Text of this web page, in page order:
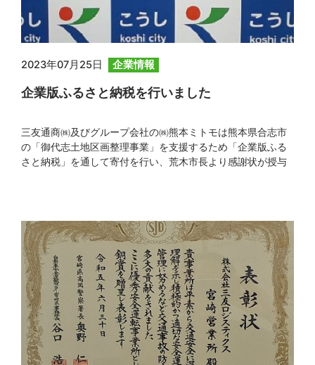
2023年07月25日 企業情報
企業版ふるさと納税を行いました
三友通商㈱及びグループ会社の㈱熊本ミトモは熊本県合志市
の「御代志土地区画整理事業」を支援するため「企業版ふる
さと納税」を通して寄付を行い、荒木市長より感謝状が授与
リンク）